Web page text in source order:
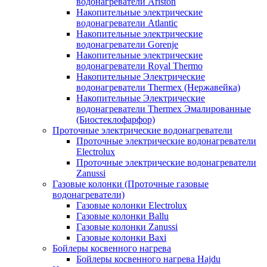
Накопительные электрические
водонагреватели Atlantic
Накопительные электрические
водонагреватели Gorenje
Накопительные электрические
водонагреватели Royal Thermo
Накопительные Электрические
водонагреватели Thermex (Нержавейка)
Накопительные Электрические
водонагреватели Thermex Эмалированные
(Биостеклофарфор)
Проточные электрические водонагреватели
Проточные электрические водонагреватели
Electrolux
Проточные электрические водонагреватели
Zanussi
Газовые колонки (Проточные газовые
водонагреватели)
Газовые колонки Electrolux
Газовые колонки Ballu
Газовые колонки Zanussi
Газовые колонки Baxi
Бойлеры косвенного нагрева
Бойлеры косвенного нагрева Hajdu